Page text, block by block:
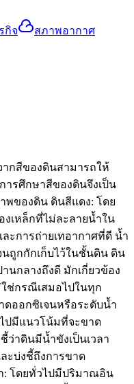
กิจ
สภาพอากาศ
ากสีของดินสามารถให้
ารศึกษาสีของดินจึงเป็น
พของดิน ดินสีแดง: โดย
เหล็กที่ไม่ละลายน้ำใน
ะการถ่ายเทอากาศที่ดี น้ำ
นถูกกักเก็บไว้ในชั้นดิน ดิน
นกลางถึงดี มักเกี่ยวข้อง
ช่กรณีเสมอไปในทุก
ดออกซิเจนหรือระดับน้ำ
ปมีแนวโน้มที่จะขาด
ว่าดินมีน้ำขังเป็นเวลา
ะบ่งชี้ถึงการขาด
: โดยทั่วไปมีปริมาณอิน